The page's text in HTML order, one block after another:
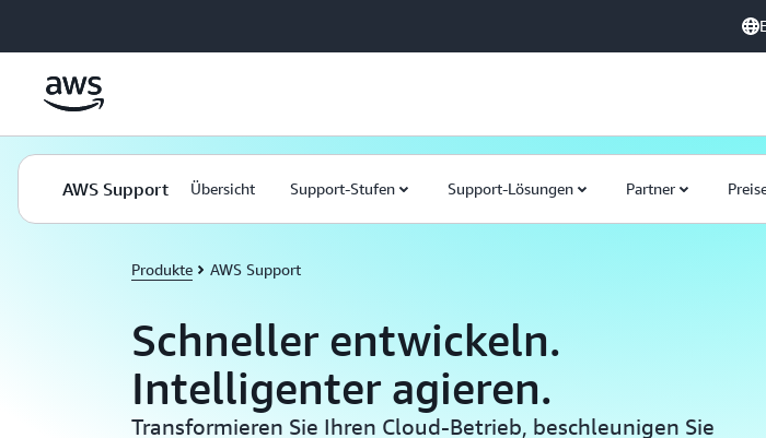
AWS Support Übersicht Support-Stufen Support-Lösungen Partner
Produkte AWS Support
Schneller entwickeln.
Intelligenter agieren.
Transformieren Sie Ihren Cloud-Betrieb, beschleunigen Sie